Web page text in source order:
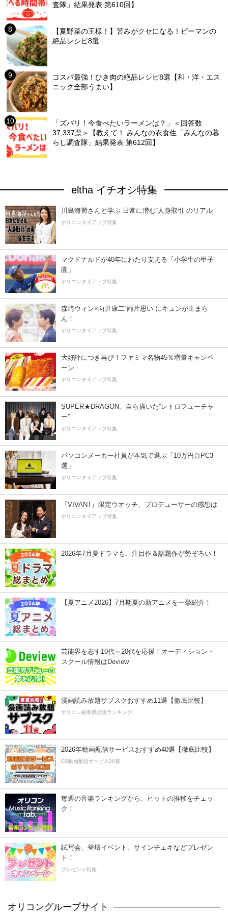
査隊」結果発表 第610回】
【夏野菜の王様！】苦みがクセになる！ピーマンの
絶品レシピ8選
コスパ最強！ひき肉の絶品レシピ8選【和・洋・エス
ニック全部うまい】
「ズバリ！今食べたいラーメンは？」＜回答数
37,337票＞【教えて！ みんなの衣食住「みんなの暮
らし調査隊」結果発表 第612回】
eltha イチオシ特集
川島海荷さんと学ぶ 日常に潜む“人身取引”のリアル
オリコンタイアップ特集
マクドナルドが40年にわたり支える「小学生の甲子
園」
オリコンタイアップ特集
森崎ウィン×向井康二“両片思い”にキュンが止まら
ん！
オリコンタイアップ特集
大好評につき再び！ファミマ名物45％増量キャンペ
ーン
オリコンタイアップ特集
SUPER★DRAGON、自ら描いた”レトロフューチャ
ー”
オリコンタイアップ特集
パソコンメーカー社員が本気で選ぶ「10万円台PC3
選」
オリコンタイアップ特集
『VIVANT』限定ウオッチ、プロデューサーの感想は
オリコンタイアップ特集
2026年7月夏ドラマも、注目作＆話題作が勢ぞろい！
【夏アニメ2026】7月期夏の新アニメを一挙紹介！
芸能界を志す10代～20代を応援！オーディション・
スクール情報はDeview
漫画読み放題サブスクおすすめ11選【徹底比較】
オリコン顧客満足度ランキング
2026年動画配信サービスおすすめ40選【徹底比較】
CS動画配信サービス20選
毎週の音楽ランキングから、ヒットの推移をチェッ
ク！
試写会、登壇イベント、サインチェキなどプレゼン
ト！
プレゼント特集
オリコングループサイト